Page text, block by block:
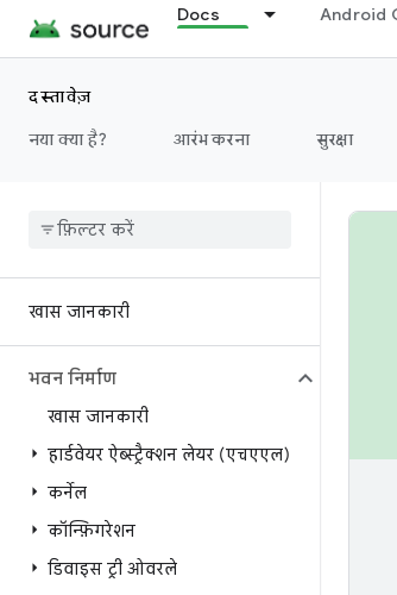
Docs Android
दस्तावेज़
नया क्या है?
आरंभ करना सुरक्षा
खास जानकारी
भवन निर्माण
खास जानकारी
हार्डवेयर ऐब्स्ट्रैक्शन लेयर (एचएएल)
कर्नेल
कॉन्फ़िगरेशन
डिवाइस ट्री ओवरले